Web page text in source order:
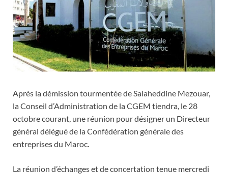
Après la démission tourmentée de Salaheddine Mezouar,
la Conseil d’Administration de la CGEM tiendra, le 28
octobre courant, une réunion pour désigner un Directeur
général délégué de la Confédération générale des
entreprises du Maroc.
La réunion d’échanges et de concertation tenue mercredi